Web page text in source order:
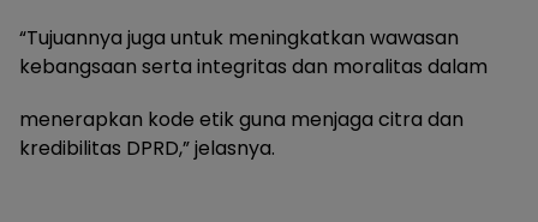
“Tujuannya juga untuk meningkatkan wawasan
kebangsaan serta integritas dan moralitas dalam
menerapkan kode etik guna menjaga citra dan
kredibilitas DPRD,” jelasnya.